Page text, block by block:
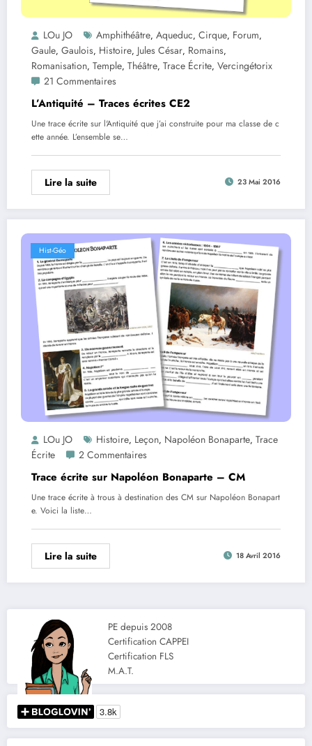
LOu JO Amphithéâtre, Aqueduc, Cirque, Forum,
Gaule, Gaulois, Histoire, Jules César, Romains,
Romanisation, Temple, Théâtre, Trace Écrite, Vercingétorix
21 Commentaires
L’Antiquité – Traces écrites CE2
Une trace écrite sur l'Antiquité que j’ai construite pour ma classe de c
ette année. L’ensemble se…
Lire la suite 23 Mai 2016
Hist-Géo
LOu JO Histoire, Leçon, Napoléon Bonaparte, Trace
Écrite
2 Commentaires
Trace écrite sur Napoléon Bonaparte – CM
Une trace écrite à trous à destination des CM sur Napoléon Bonapart
e. Voici la liste…
Lire la suite 18 Avril 2016
PE depuis 2008
Certification CAPPEI
Certification FLS
M.A.T.